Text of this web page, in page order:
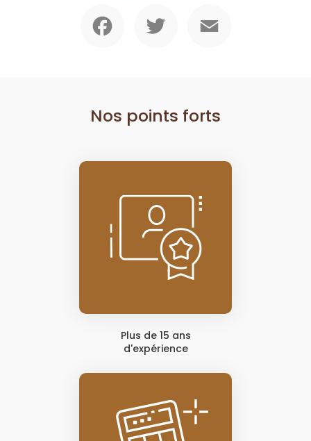
Nos points forts
Plus de 15 ans
d'expérience